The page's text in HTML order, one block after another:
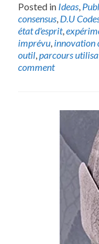
Posted in Ideas,
consensus, D.U
état d'esprit,
imprévu, innovation
outil,parcours
comment